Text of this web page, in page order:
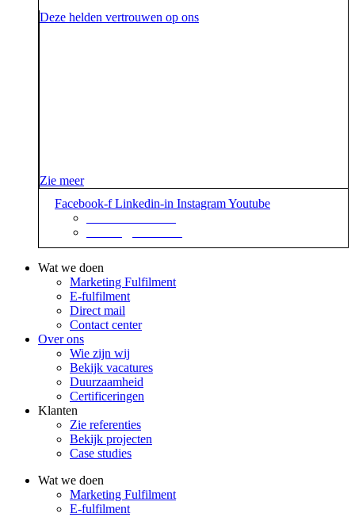
Deze helden vertrouwen op ons
Zie meer
Facebook-f Linkedin-in InstagramYoutube
Wat we doen
Marketing Fulfilment
E-fulfilment
Direct mail
Contact center
Over ons
Wie zijn wij
Bekijk vacatures
Duurzaamheid
Certificeringen
Klanten
Zie referenties
Bekijk projecten
Case studies
Wat we doen
Marketing Fulfilment
E-fulfilment